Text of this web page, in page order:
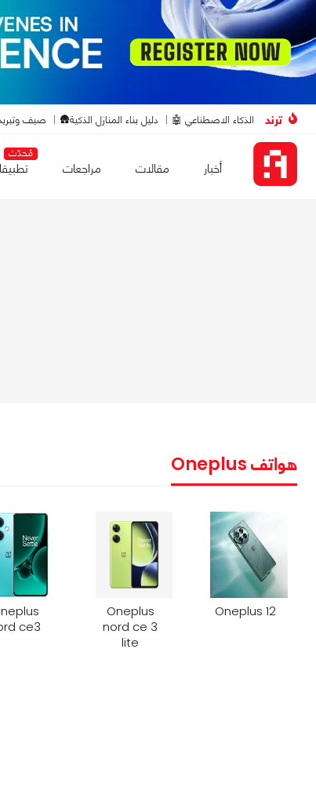
ترند الذكاء الاصطناعي 🤖 دليل بناء المنازل الذكية🛖 صيف
أخبار مقالات مراجعات
مُحدّث
هواتف Oneplus
Oneplus 12
Oneplus
nord ce 3
lite
ce3